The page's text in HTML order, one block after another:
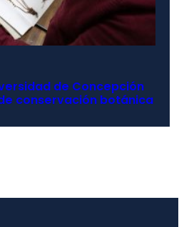
de Concepción
conservación botánica